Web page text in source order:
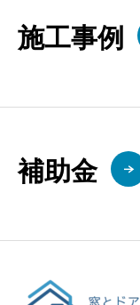
施工事例
補助金